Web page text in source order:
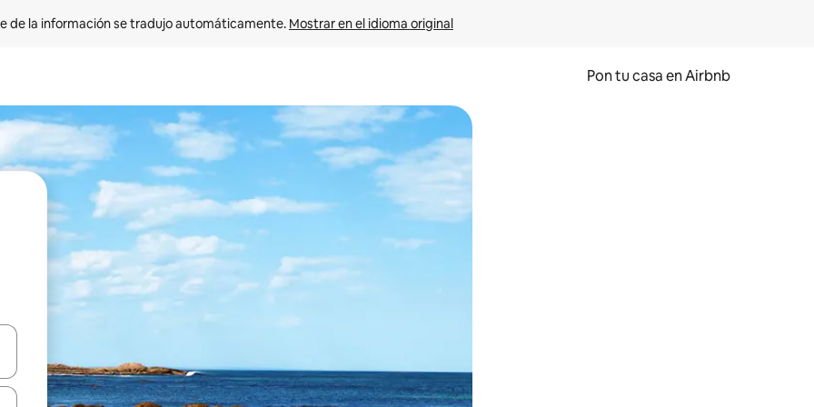
de la información se tradujo automáticamente. Mostrar en el idioma original
Pon tu casa en Airbnb